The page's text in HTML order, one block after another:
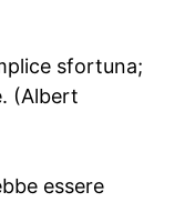
sfortuna;
(Albert
essere